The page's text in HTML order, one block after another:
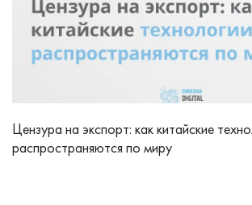
Цензура на экспорт: как китайские
распространяются по миру